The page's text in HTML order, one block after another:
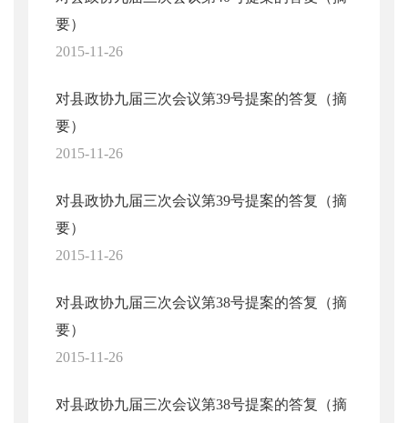
要）
2015-11-26
对县政协九届三次会议第39号提案的答复（摘
要）
2015-11-26
对县政协九届三次会议第39号提案的答复（摘
要）
2015-11-26
对县政协九届三次会议第38号提案的答复（摘
要）
2015-11-26
对县政协九届三次会议第38号提案的答复（摘